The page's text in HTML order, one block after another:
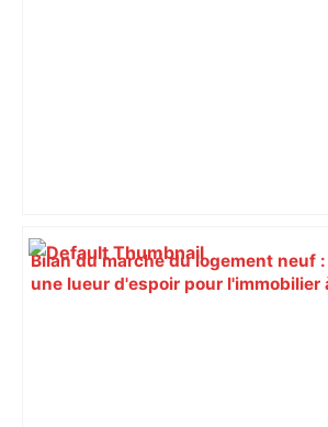
Bilan du marché du logement neuf :
une lueur d'espoir pour l'immobilier